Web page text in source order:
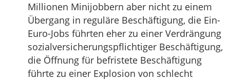
Millionen Minijobbern aber nicht zu einem
Übergang in reguläre Beschäftigung, die Ein-
Euro-Jobs führten eher zu einer Verdrängung
sozialversicherungspflichtiger Beschäftigung,
die Öffnung für befristete Beschäftigung
führte zu einer Explosion von schlecht